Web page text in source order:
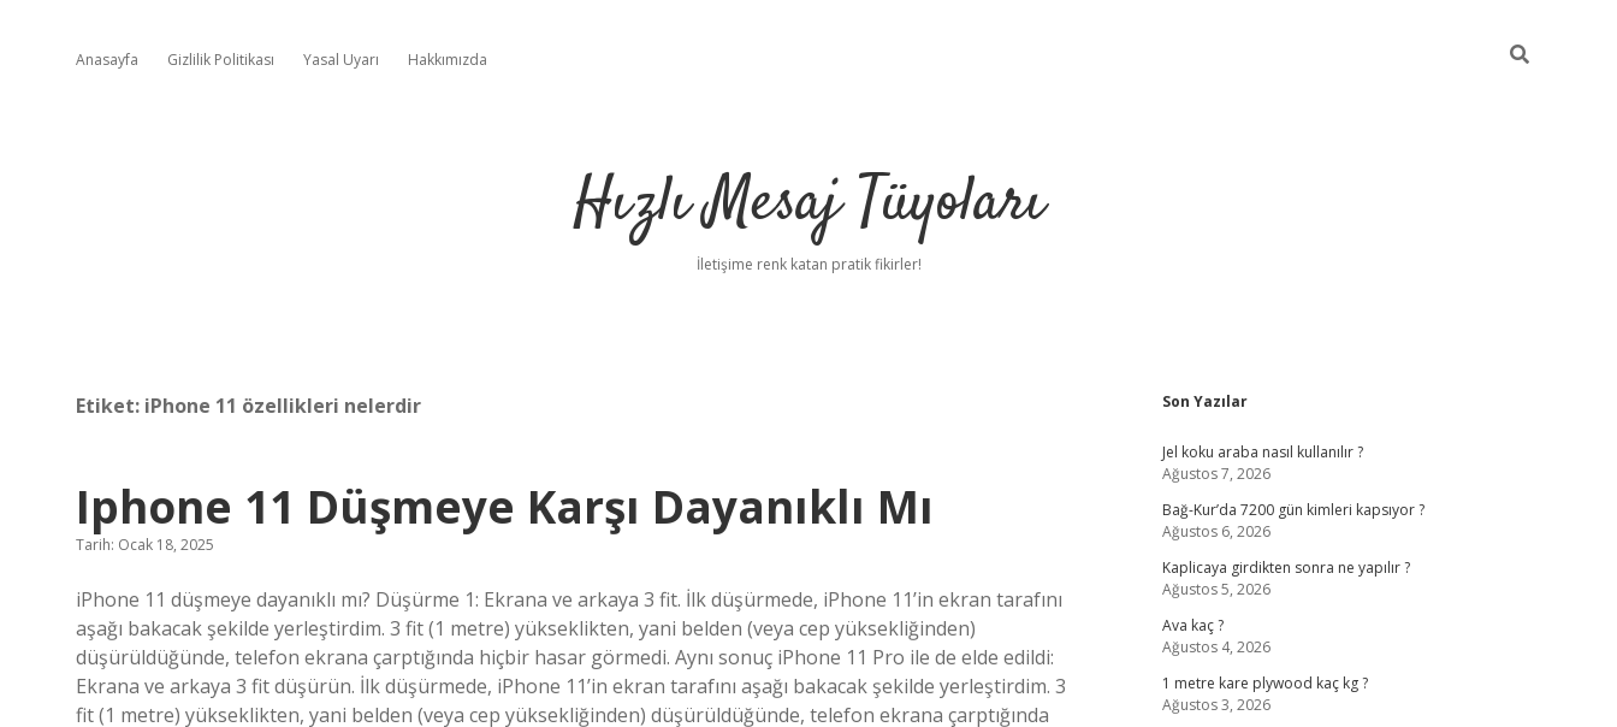
Anasayfa Gizlilik Politikası Yasal Uyarı Hakkımızda
Hızlı Mesaj Tüyoları
İletişime renk katan pratik fikirler!
Etiket: iPhone 11 özellikleri nelerdir
Iphone 11 Düşmeye Karşı Dayanıklı Mı
Tarih: Ocak 18, 2025
iPhone 11 düşmeye dayanıklı mı? Düşürme 1: Ekrana ve arkaya 3 fit. İlk düşürmede, iPhone 11’in ekran tarafını
aşağı bakacak şekilde yerleştirdim. 3 fit (1 metre) yükseklikten, yani belden (veya cep yüksekliğinden)
düşürüldüğünde, telefon ekrana çarptığında hiçbir hasar görmedi. Aynı sonuç iPhone 11 Pro ile de elde edildi:
Ekrana ve arkaya 3 fit düşürün. İlk düşürmede, iPhone 11’in ekran tarafını aşağı bakacak şekilde yerleştirdim. 3
fit (1 metre) yükseklikten, yani belden (veya cep yüksekliğinden) düşürüldüğünde, telefon ekrana çarptığında
Sidebar
Son Yazılar
Jel koku araba nasıl kullanılır ?
Ağustos 7, 2026
Bağ-Kur’da 7200 gün kimleri kapsıyor ?
Ağustos 6, 2026
Kaplicaya girdikten sonra ne yapılır ?
Ağustos 5, 2026
Ava kaç ?
Ağustos 4, 2026
1 metre kare plywood kaç kg ?
Ağustos 3, 2026